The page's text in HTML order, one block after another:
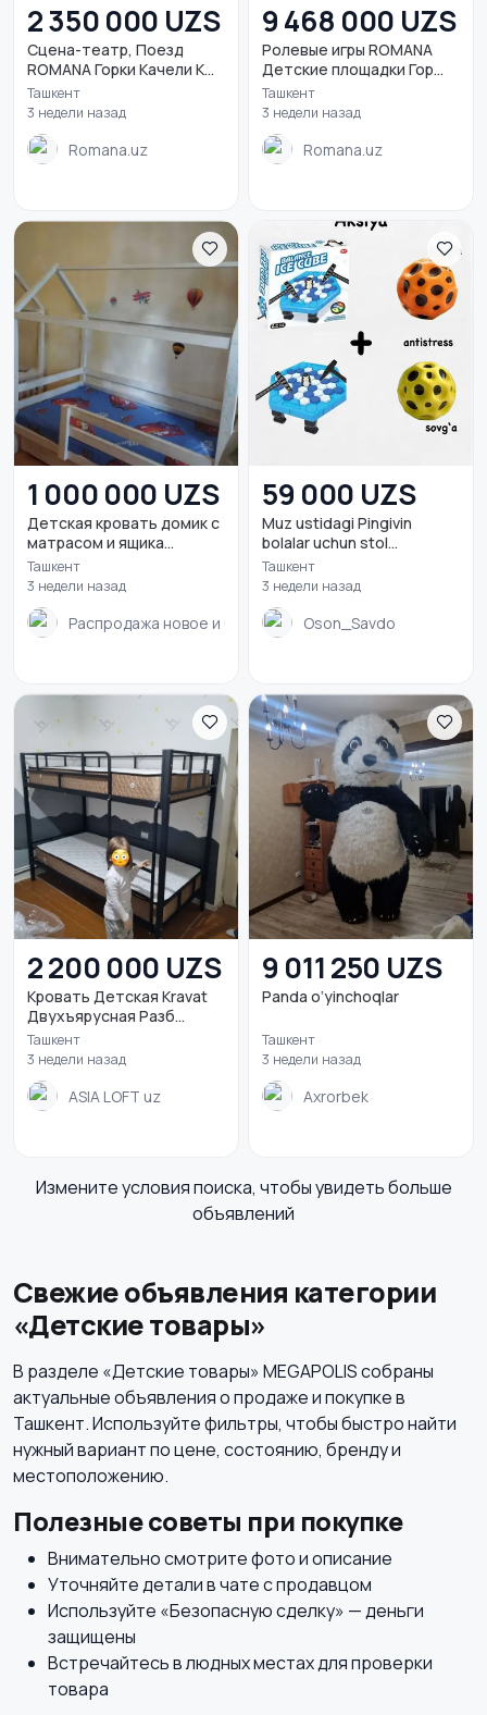
2 350 000 UZS
Сцена-театр, Поезд
ROMANA Горки Качели К...
Ташкент
3 недели назад
Romana.uz
9 468 000 UZS
Ролевые игры ROMANA
Детские площадки Гор...
Ташкент
3 недели назад
Romana.uz
1 000 000 UZS
Детская кровать домик с
матрасом и ящика...
Ташкент
3 недели назад
Распродажа новое и б.у
59 000 UZS
Muz ustidagi Pingivin
bolalar uchun stol...
Ташкент
3 недели назад
Oson_Savdo
2 200 000 UZS
Кровать Детская Kravat
Двухъярусная Разб...
Ташкент
3 недели назад
ASIA LOFT uz
9 011 250 UZS
Panda o‘yinchoqlar
Ташкент
3 недели назад
Axrorbek
Измените условия поиска, чтобы увидеть больше
объявлений
Свежие объявления категории
«Детские товары»
В разделе «Детские товары» MEGAPOLIS собраны
актуальные объявления о продаже и покупке в
Ташкент. Используйте фильтры, чтобы быстро найти
нужный вариант по цене, состоянию, бренду и
местоположению.
Полезные советы при покупке
Внимательно смотрите фото и описание
Уточняйте детали в чате с продавцом
Используйте «Безопасную сделку» — деньги
защищены
Встречайтесь в людных местах для проверки
товара